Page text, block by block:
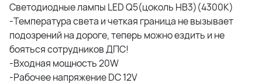
Светодиодные лампы LED Q5(цоколь HB3)(4300K)
-Температура света и четкая граница не вызывает
подозрений на дороге, теперь можно ездить и не
бояться сотрудников ДПС!
-Входная мощность 20W
-Рабочее напряжение DC 12V